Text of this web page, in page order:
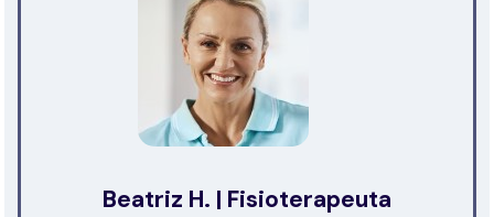
Beatriz H. | Fisioterapeuta